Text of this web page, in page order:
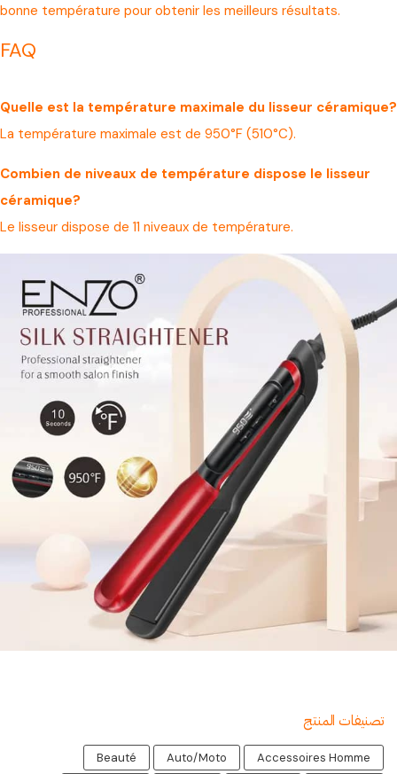
bonne température pour obtenir les meilleurs résultats.
FAQ
Quelle est la température maximale du lisseur céramique?
La température maximale est de 950°F (510°C).
Combien de niveaux de température dispose le lisseur
céramique?
Le lisseur dispose de 11 niveaux de température.
تصنيفات المنتج
Accessoires Homme
Auto/Moto
Beauté